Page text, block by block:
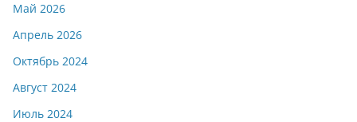
Май 2026
Апрель 2026
Октябрь 2024
Август 2024
Июль 2024